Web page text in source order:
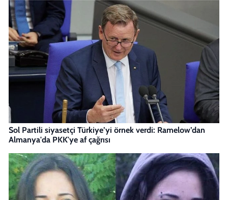
Sol Partili siyasetçi Türkiye’yi örnek verdi: Ramelow’dan
Almanya'da PKK'ye af çağrısı